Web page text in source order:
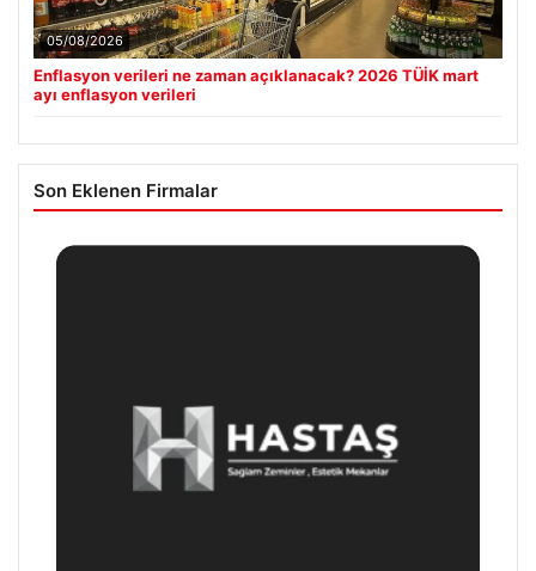
05/08/2026
Enflasyon verileri ne zaman açıklanacak? 2026 TÜİK mart
ayı enflasyon verileri
Son Eklenen Firmalar